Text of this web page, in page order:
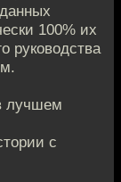
100% их
руководства
лучшем
с